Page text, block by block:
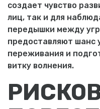
создает чувство
лиц, так и для
передышки между
предоставляют шанс
переживания и
витку волнения.